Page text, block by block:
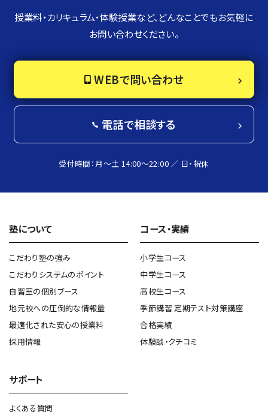
授業料・カリキュラム・体験授業など、どんなことでもお気軽に
お問い合わせください。
WEBで問い合わせ
電話で相談する
受付時間：月〜土 14:00～22:00 ／ 日・祝休
塾について
こだわり塾の強み
こだわりシステムのポイント
自習室の個別ブース
地元校への圧倒的な情報量
最適化された安心の授業料
採用情報
コース・実績
小学生コース
中学生コース
高校生コース
季節講習 定期テスト対策講座
合格実績
体験談・クチコミ
サポート
よくある質問